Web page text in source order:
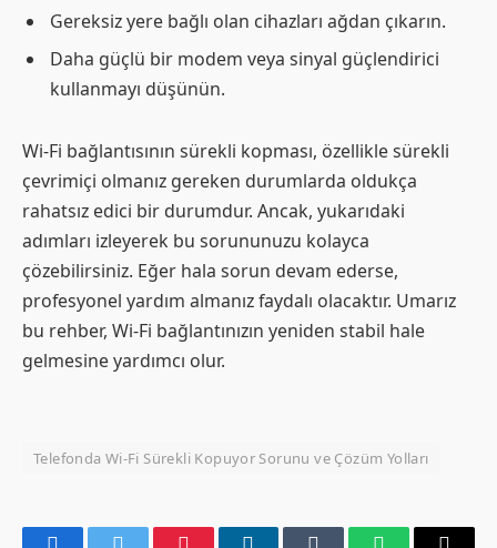
Gereksiz yere bağlı olan cihazları ağdan çıkarın.
Daha güçlü bir modem veya sinyal güçlendirici
kullanmayı düşünün.
Wi-Fi bağlantısının sürekli kopması, özellikle sürekli
çevrimiçi olmanız gereken durumlarda oldukça
rahatsız edici bir durumdur. Ancak, yukarıdaki
adımları izleyerek bu sorununuzu kolayca
çözebilirsiniz. Eğer hala sorun devam ederse,
profesyonel yardım almanız faydalı olacaktır. Umarız
bu rehber, Wi-Fi bağlantınızın yeniden stabil hale
gelmesine yardımcı olur.
Telefonda Wi-Fi Sürekli Kopuyor Sorunu ve Çözüm Yolları